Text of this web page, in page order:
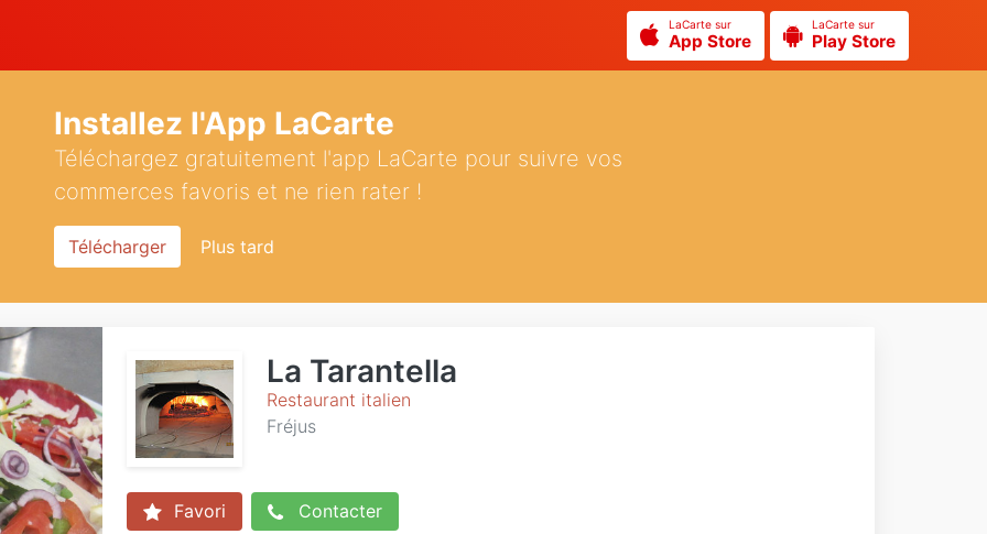
LaCarte sur
App Store
LaCarte sur
Play Store
Installez l'App LaCarte
Téléchargez gratuitement l'app LaCarte pour suivre vos
commerces favoris et ne rien rater !
Télécharger Plus tard
La Tarantella
Restaurant italien
Fréjus
Favori Contacter